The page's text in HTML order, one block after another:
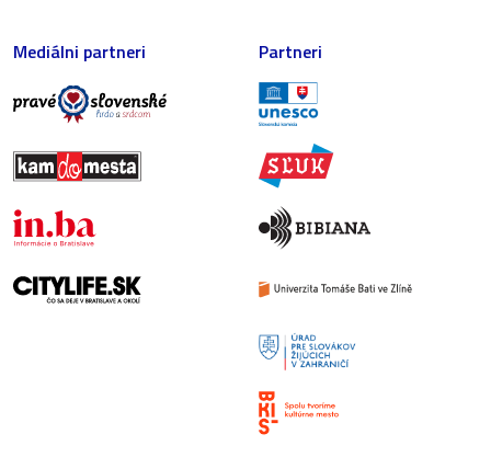
Mediálni partneri Partneri